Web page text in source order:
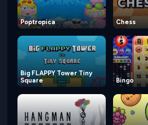
Poptropica Chess
Big FLAPPY Tower Tiny
Square
Bingo